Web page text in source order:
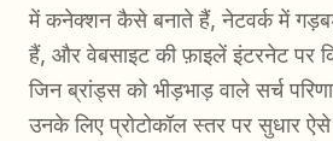
में कनेक्शन कैसे बनाते हैं, नेटवर्क में
हैं, और वेबसाइट की फ़ाइलें इंटरनेट पर
जिन ब्रांड्स को भीड़भाड़ वाले सर्च
उनके लिए प्रोटोकॉल स्तर पर सुधार ऐसे